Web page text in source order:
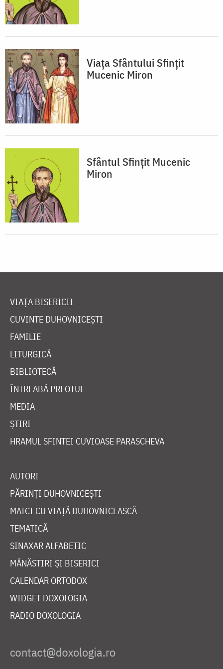
Viața Sfântului Sfințit
Mucenic Miron
Sfântul Sfințit Mucenic
Miron
VIAȚA BISERICII
CUVINTE DUHOVNICEȘTI
FAMILIE
LITURGICĂ
BIBLIOTECĂ
ÎNTREABĂ PREOTUL
MEDIA
ȘTIRI
HRAMUL SFINTEI CUVIOASE PARASCHEVA
AUTORI
PĂRINȚI DUHOVNICEȘTI
MAICI CU VIAȚĂ DUHOVNICEASCĂ
TEMATICĂ
SINAXAR ALFABETIC
MĂNĂSTIRI ȘI BISERICI
CALENDAR ORTODOX
WIDGET DOXOLOGIA
RADIO DOXOLOGIA